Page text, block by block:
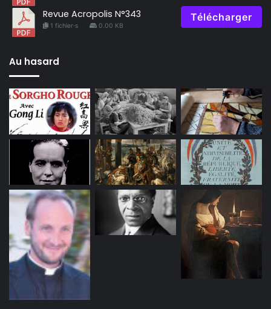
Revue Acropolis N°343
1 fichier·s 0.00 KB
Télécharger
Au hasard